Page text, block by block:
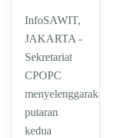
InfoSAWIT,
JAKARTA -
Sekretariat
CPOPC
menyelenggarakan
putaran
kedua